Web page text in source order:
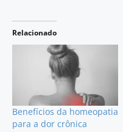
Relacionado
Benefícios da homeopatia
para a dor crônica